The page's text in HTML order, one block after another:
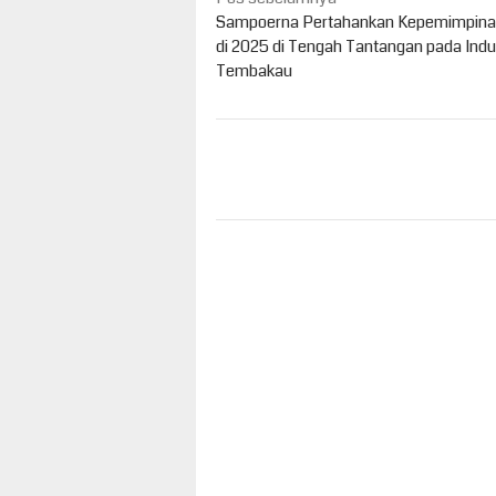
pos
Sampoerna Pertahankan
di 2025 di Tengah Tantangan pada
Tembakau